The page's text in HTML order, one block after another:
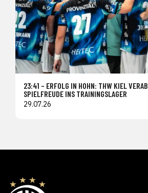
23:41 – ERFOLG IN HOHN: THW KIEL
SPIELFREUDE INS TRAININGSLAGER
29.07.26